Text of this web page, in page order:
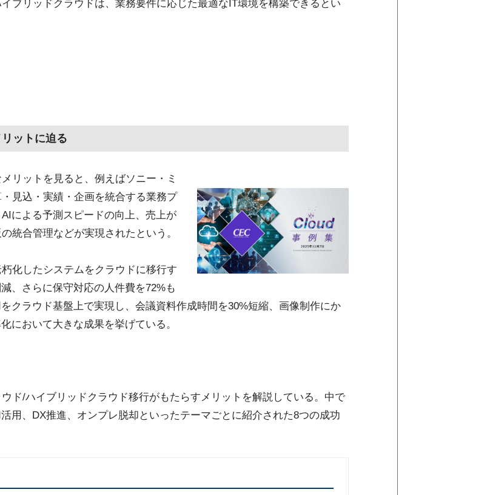
ブリッドクラウドは、業務要件に応じた最適なIT環境を構築できるとい
ットに迫る
リットを見ると、例えばソニー・ミ
見込・実績・企画を統合する業務プ
による予測スピードの向上、売上が
統合管理などが実現されたという。
化したシステムをクラウドに移行す
、さらに保守対応の人件費を72%も
クラウド基盤上で実現し、会議資料作成時間を30%短縮、画像制作にか
において大きな成果を挙げている。
ド/ハイブリッドクラウド移行がもたらすメリットを解説している。中で
用、DX推進、オンプレ脱却といったテーマごとに紹介された8つの成功